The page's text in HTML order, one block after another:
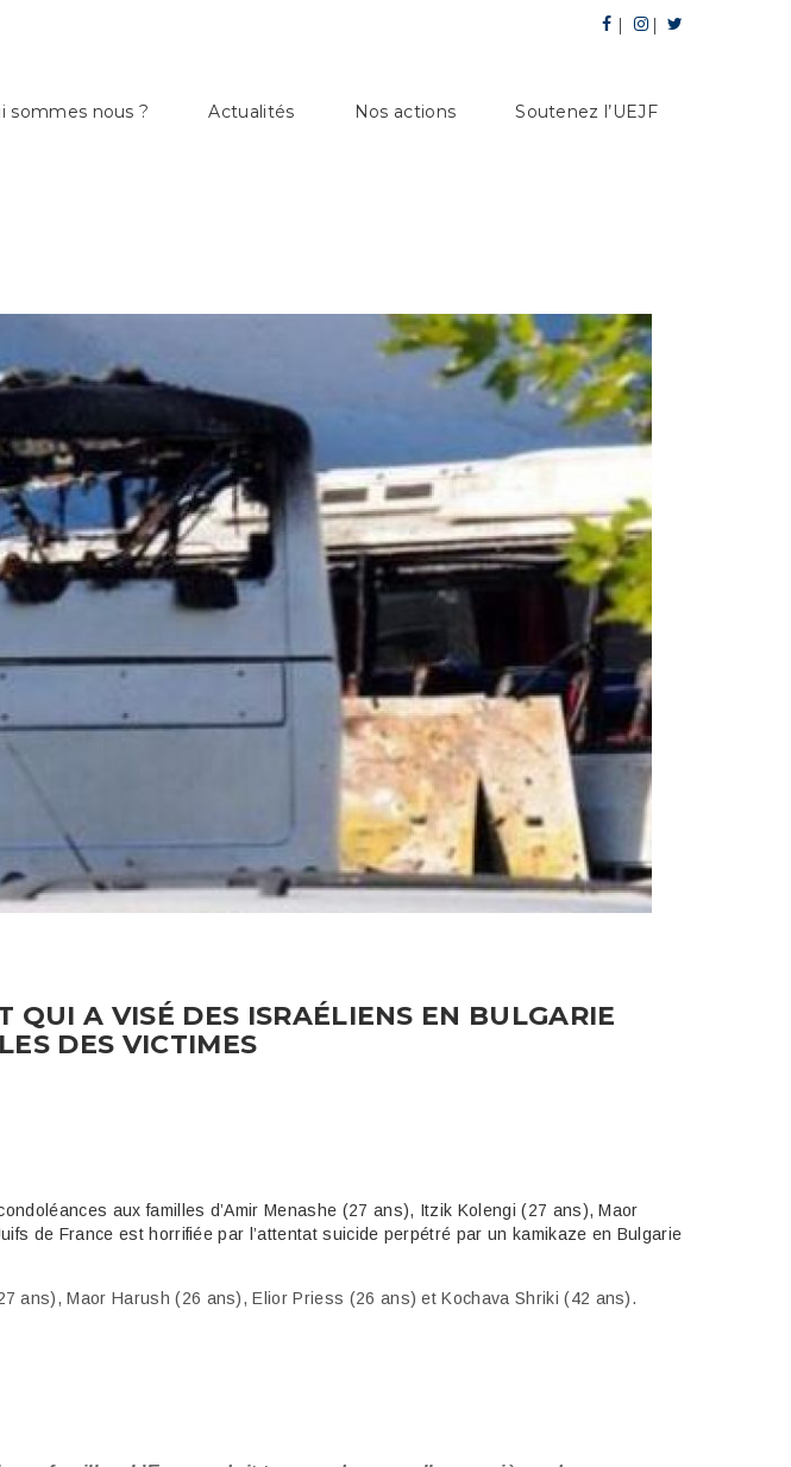
sommes nous ? Actualités Nos actions Soutenez l’UEJF
QUI A VISÉ DES ISRAÉLIENS EN BULGARIE
DES VICTIMES
aux familles d’Amir Menashe (27 ans), Itzik Kolengi (27 ans), Maor
de France est horrifiée par l’attentat suicide perpétré par un kamikaze en Bulgarie
ans), Maor Harush (26 ans), Elior Priess (26 ans) et Kochava Shriki (42 ans).